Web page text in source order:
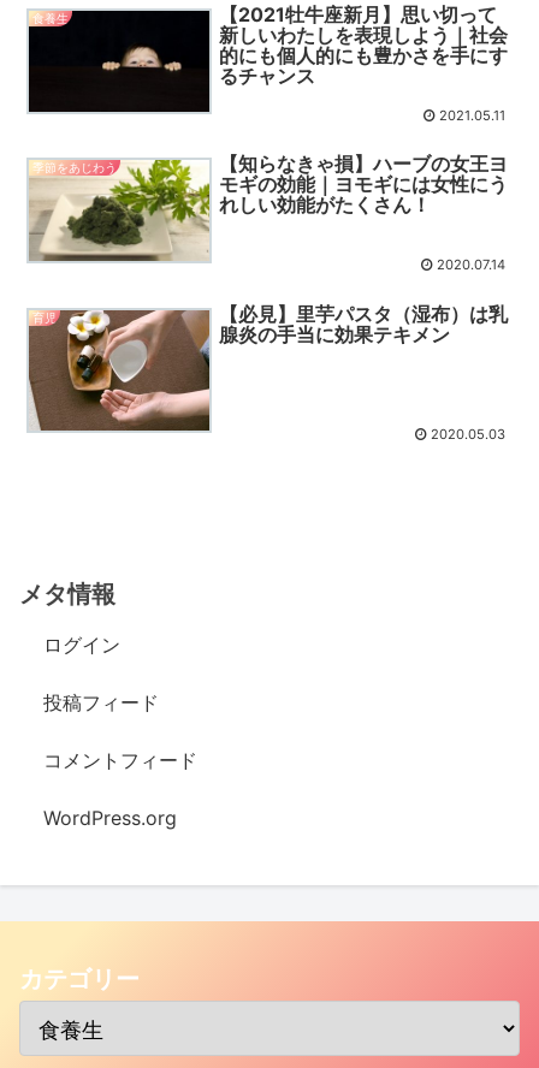
食養生
【2021牡牛座新月】思い切って
新しいわたしを表現しよう｜社会
的にも個人的にも豊かさを手にす
るチャンス
2021.05.11
季節をあじわう
【知らなきゃ損】ハーブの女王ヨ
モギの効能｜ヨモギには女性にう
れしい効能がたくさん！
2020.07.14
育児
【必見】里芋パスタ（湿布）は乳
腺炎の手当に効果テキメン
2020.05.03
メタ情報
ログイン
投稿フィード
コメントフィード
WordPress.org
カテゴリー